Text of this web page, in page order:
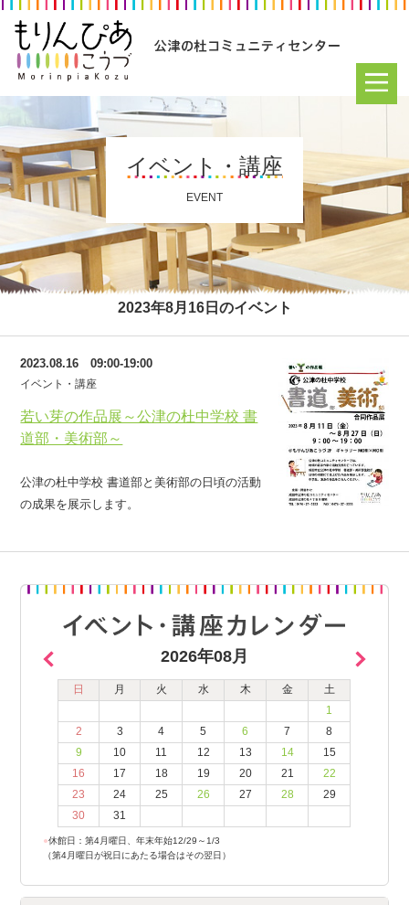
イベント・講座
EVENT
2023年8月16日のイベント
若い芽の作品展～公津の杜中学校 書
道部・美術部～
2023.08.16 09:00-19:00
イベント・講座
公津の杜中学校 書道部と美術部の日頃の活動
の成果を展示します。
2026年08月
日 月 火 水 木 金
土
1
2
3 4 5 6 7
8
9
10 11 12 13 14
15
16
17 18 19 20 21
22
23
24 25 26 27 28
29
30
31
●休館日：第4月曜日、年末年始12/29～1/3
（第4月曜日が祝日にあたる場合はその翌日）